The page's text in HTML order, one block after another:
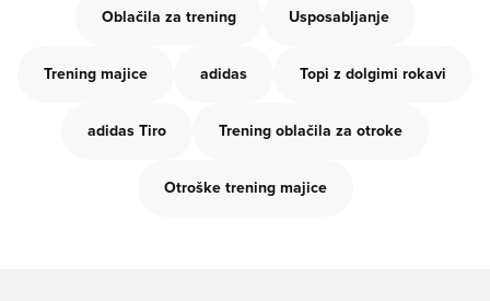
Oblačila za trening Usposabljanje
Trening majice adidas Topi z dolgimi rokavi
adidas Tiro Trening oblačila za otroke
Otroške trening majice